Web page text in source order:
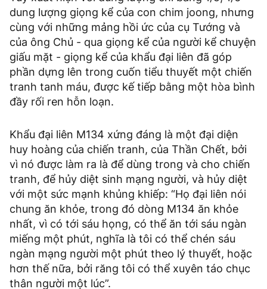
dung lượng giọng kể của con chim joong, nhưng
cùng với những mảng hồi ức của cụ Tướng và
của ông Chủ - qua giọng kể của người kể chuyện
giấu mặt - giọng kể của khẩu đại liên đã góp
phần dựng lên trong cuốn tiểu thuyết một chiến
tranh tanh máu, được kế tiếp bằng một hòa bình
đầy rối ren hỗn loạn.
Khẩu đại liên M134 xứng đáng là một đại diện
huy hoàng của chiến tranh, của Thần Chết, bởi
vì nó được làm ra là để dùng trong và cho chiến
tranh, để hủy diệt sinh mạng người, và hủy diệt
với một sức mạnh khủng khiếp: “Họ đại liên nói
chung ăn khỏe, trong đó dòng M134 ăn khỏe
nhất, vì có tới sáu họng, có thể ăn tới sáu ngàn
miếng một phút, nghĩa là tôi có thể chén sáu
ngàn mạng người một phút theo lý thuyết, hoặc
hơn thế nữa, bởi răng tôi có thể xuyên táo chục
thân người một lúc”.